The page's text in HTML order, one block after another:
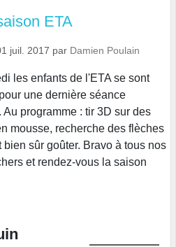
ETA
juil. 2017 par Damien Poulain
les enfants de l'ETA se sont
une dernière séance
Au programme : tir 3D sur des
mousse, recherche des flèches
bien sûr goûter. Bravo à tous nos
et rendez-vous la saison